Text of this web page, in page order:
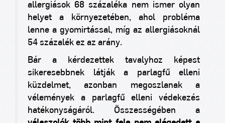
allergiások 68 százaléka nem ismer olyan
helyet a környezetében, ahol probléma
lenne a gyomirtással, míg az allergiásoknál
54 százalék ez az arány.
Bár a kérdezettek tavalyhoz képest
sikeresebbnek látják a parlagfű elleni
küzdelmet, azonban megoszlanak a
vélemények a parlagfű elleni védekezés
hatékonyságáról. Összességében a